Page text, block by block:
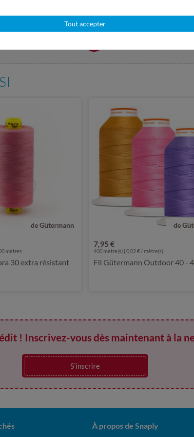
de Gütermann
mètres
30 extra résistant
de
7,95 €
400mètre(s) | 0,02 € / mètre(s)
Fil Gütermann Outdoor 40 -
! Inscrivez-vous dès maintenant à la
S’inscrire
Tout accepter
À propos de Snaply